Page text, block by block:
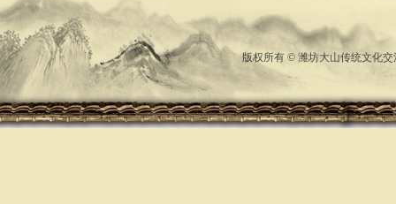
版权所有 © 潍坊大山传统文化交